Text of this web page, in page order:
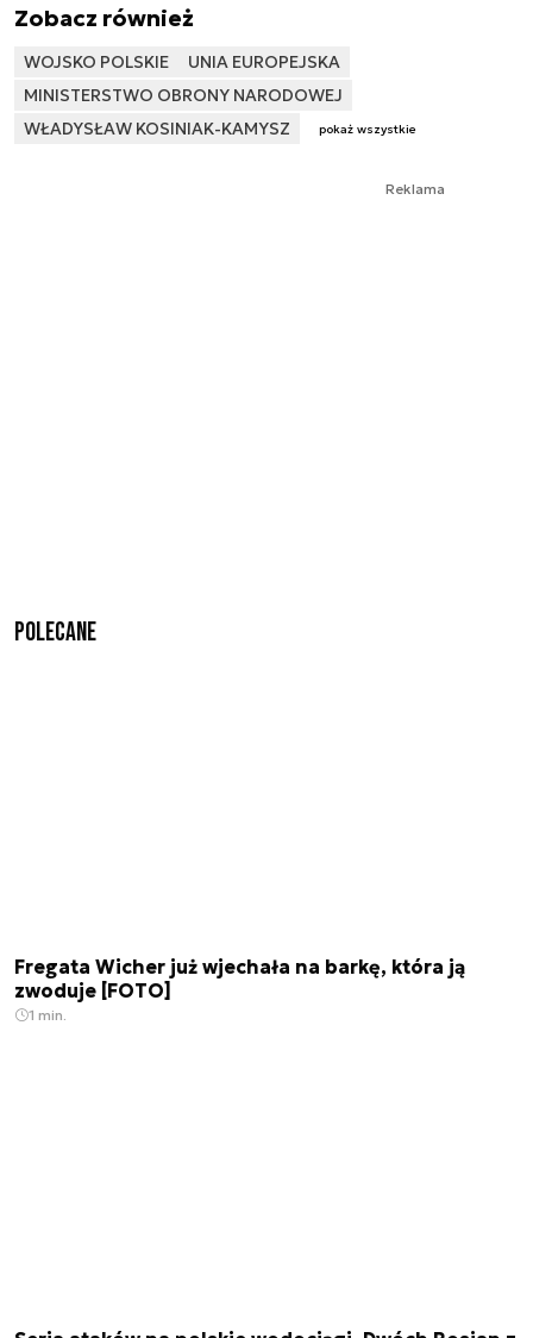
Zobacz również
WOJSKO POLSKIE
UNIA EUROPEJSKA
MINISTERSTWO OBRONY NARODOWEJ
WŁADYSŁAW KOSINIAK-KAMYSZ
pokaż wszystkie
Reklama
Polecane
Fregata Wicher już wjechała na barkę, która ją
zwoduje [FOTO]
1 min.